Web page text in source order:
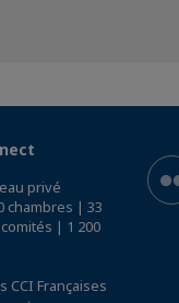
privé
chambres | 33
| 1 200
Françaises